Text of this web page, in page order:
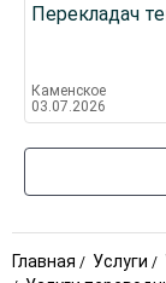
Перекладач
Каменское
03.07.2026
Главная Услуги